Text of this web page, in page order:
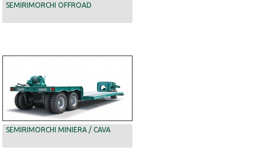
SEMIRIMORCHI OFFROAD
SEMIRIMORCHI MINIERA / CAVA